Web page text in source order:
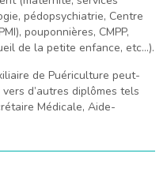
pédopsychiatrie, Centre
pouponnières, CMPP,
de la petite enfance, etc…).
de Puériculture peut-
d’autres diplômes tels
Médicale, Aide-